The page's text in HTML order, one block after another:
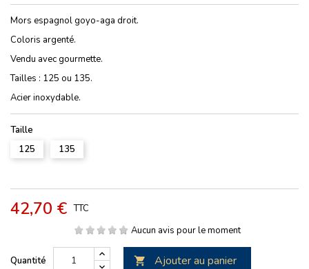
Mors espagnol goyo-aga droit.
Coloris argenté.
Vendu avec gourmette.
Tailles : 125 ou 135.
Acier inoxydable.
Taille
125
135
42,70 € TTC
Aucun avis pour le moment
Quantité  Ajouter au panier